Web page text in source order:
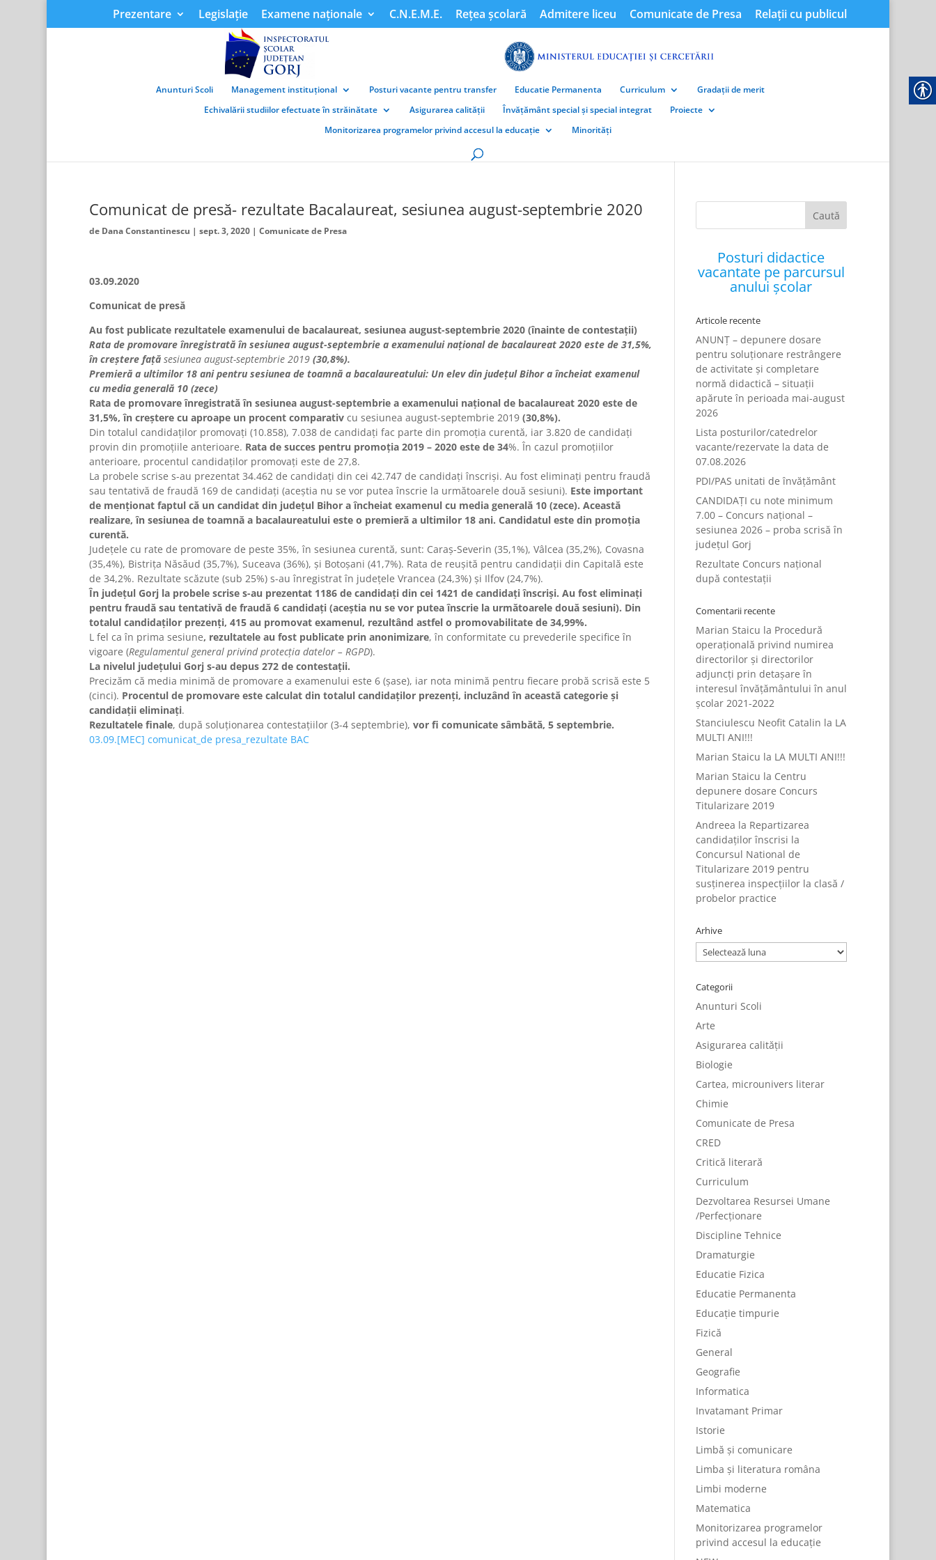
Prezentare Legislație Examene naționale C.N.E.M.E. Rețea școlară Admitere liceu Comunicate de Presa Relații cu publicul
Anunturi Scoli Management instituțional Posturi vacante pentru transfer Educatie Permanenta Curriculum
Gradații de merit
Echivalării studiilor efectuate în străinătate
Asigurarea calității Învățământ special și special integrat
Proiecte
Monitorizarea programelor privind accesul la educație
Minorități
Comunicat de presă- rezultate Bacalaureat, sesiunea august-septembrie 2020
de Dana Constantinescu | sept. 3, 2020| Comunicate de Presa
03.09.2020
Comunicat de presă
Au fost publicate rezultatele examenului de bacalaureat, sesiunea august-septembrie 2020 (înainte de contestații)
Rata de promovare înregistrată în sesiunea august-septembrie a examenului naţional de bacalaureat 2020 este de 31,5%,
în creștere fațăsesiunea august-septembrie 2019 (30,8%).
Premieră a ultimilor 18 ani pentru sesiunea de toamnă a bacalaureatului: Un elev din județul Bihor a încheiat examenul
cu media generală 10 (zece)
Rata de promovare înregistrată în sesiunea august-septembrie a examenului naţional de bacalaureat 2020 este de
31,5%, în creștere cu aproape un procent comparativ cu sesiunea august-septembrie 2019 (30,8%).
Din totalul candidaților promovați (10.858), 7.038 de candidaţi fac parte din promoţia curentă, iar 3.820 de candidaţi
provin din promoţiile anterioare. Rata de succes pentru promoția 2019 – 2020 este de 34%. În cazul promoțiilor
anterioare, procentul candidaților promovați este de 27,8.
La probele scrise s-au prezentat 34.462 de candidaţi din cei 42.747 de candidaţi înscrişi. Au fost eliminaţi pentru fraudă
sau tentativă de fraudă 169 de candidaţi (aceştia nu se vor putea înscrie la următoarele două sesiuni). Este important
de menționat faptul că un candidat din județul Bihor a încheiat examenul cu media generală 10 (zece). Această
realizare, în sesiunea de toamnă a bacalaureatului este o premieră a ultimilor 18 ani. Candidatul este din promoția
curentă.
Județele cu rate de promovare de peste 35%, în sesiunea curentă, sunt: Caraș-Severin (35,1%), Vâlcea (35,2%), Covasna
(35,4%), Bistrița Năsăud (35,7%), Suceava (36%), și Botoșani (41,7%). Rata de reușită pentru candidații din Capitală este
de 34,2%. Rezultate scăzute (sub 25%) s-au înregistrat în județele Vrancea (24,3%) și Ilfov (24,7%).
În judeţul Gorj la probele scrise s-au prezentat 1186 de candidaţi din cei 1421 de candidaţi înscrişi. Au fost eliminaţi
pentru fraudă sau tentativă de fraudă 6 candidaţi (aceştia nu se vor putea înscrie la următoarele două sesiuni). Din
totalul candidaţilor prezenţi, 415 au promovat examenul, rezultând astfel o promovabilitate de 34,99%.
L fel ca în prima sesiune, rezultatele au fost publicate prin anonimizare, în conformitate cu prevederile specifice în
vigoare (Regulamentul general privind protecția datelor – RGPD).
La nivelul judeţului Gorj s-au depus 272 de contestaţii.
Precizăm că media minimă de promovare a examenului este 6 (șase), iar nota minimă pentru fiecare probă scrisă este 5
(cinci). Procentul de promovare este calculat din totalul candidaţilor prezenţi, incluzând în această categorie şi
candidaţii eliminaţi.
Rezultatele finale, după soluționarea contestațiilor (3-4 septembrie), vor fi comunicate sâmbătă, 5 septembrie.
03.09.[MEC] comunicat_de presa_rezultate BAC
Posturi didactice
vacantate pe parcursul
anului școlar
Articole recente
ANUNȚ – depunere dosare
pentru soluționare restrângere
de activitate și completare
normă didactică – situații
apărute în perioada mai-august
2026
Lista posturilor/catedrelor
vacante/rezervate la data de
07.08.2026
PDI/PAS unitati de învățământ
CANDIDAȚI cu note minimum
7.00 – Concurs național –
sesiunea 2026 – proba scrisă în
județul Gorj
Rezultate Concurs național
după contestații
Comentarii recente
Marian Staicu la Procedură
operațională privind numirea
directorilor și directorilor
adjuncți prin detașare în
interesul învățământului în anul
școlar 2021-2022
Stanciulescu Neofit Catalin la LA
MULTI ANI!!!
Marian Staicu la LA MULTI ANI!!!
Marian Staicu la Centru
depunere dosare Concurs
Titularizare 2019
Andreea la Repartizarea
candidaților înscrisi la
Concursul National de
Titularizare 2019 pentru
susținerea inspecțiilor la clasă /
probelor practice
Arhive
Arhive
Categorii
Anunturi Scoli
Arte
Asigurarea calității
Biologie
Cartea, microunivers literar
Chimie
Comunicate de Presa
CRED
Critică literară
Curriculum
Dezvoltarea Resursei Umane
/Perfecționare
Discipline Tehnice
Dramaturgie
Educatie Fizica
Educatie Permanenta
Educație timpurie
Fizică
General
Geografie
Informatica
Invatamant Primar
Istorie
Limbă și comunicare
Limba și literatura româna
Limbi moderne
Matematica
Monitorizarea programelor
privind accesul la educație